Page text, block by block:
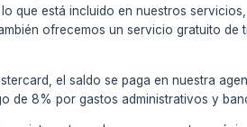
que está incluido en nuestros
ofrecemos un servicio gratuito
el saldo se paga en nuestra
de 8% por gastos administrativos y